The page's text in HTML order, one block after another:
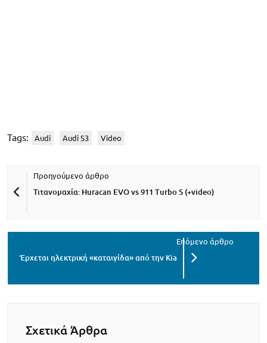
Tags: Audi Audi S3 Video
Τιτανομαχία: Huracan EVO vs 911 Turbo S (+video)
Έρχεται ηλεκτρική «καταιγίδα» από την Kia
Σχετικά Άρθρα